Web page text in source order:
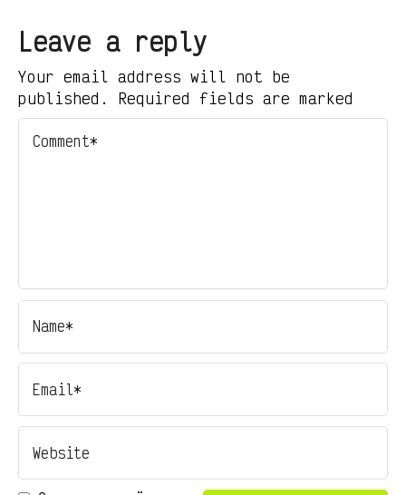
Leave a reply
Your email address will not be
published. Required fields are marked